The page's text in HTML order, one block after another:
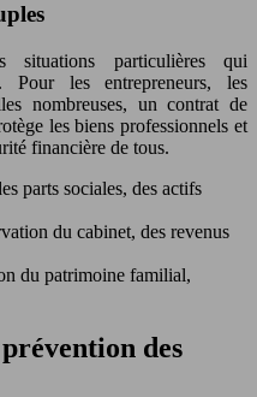
situations particulières qui
Pour les entrepreneurs, les
nombreuses, un contrat de
les biens professionnels et
financière de tous.
parts sociales, des actifs
du cabinet, des revenus
du patrimoine familial,
des